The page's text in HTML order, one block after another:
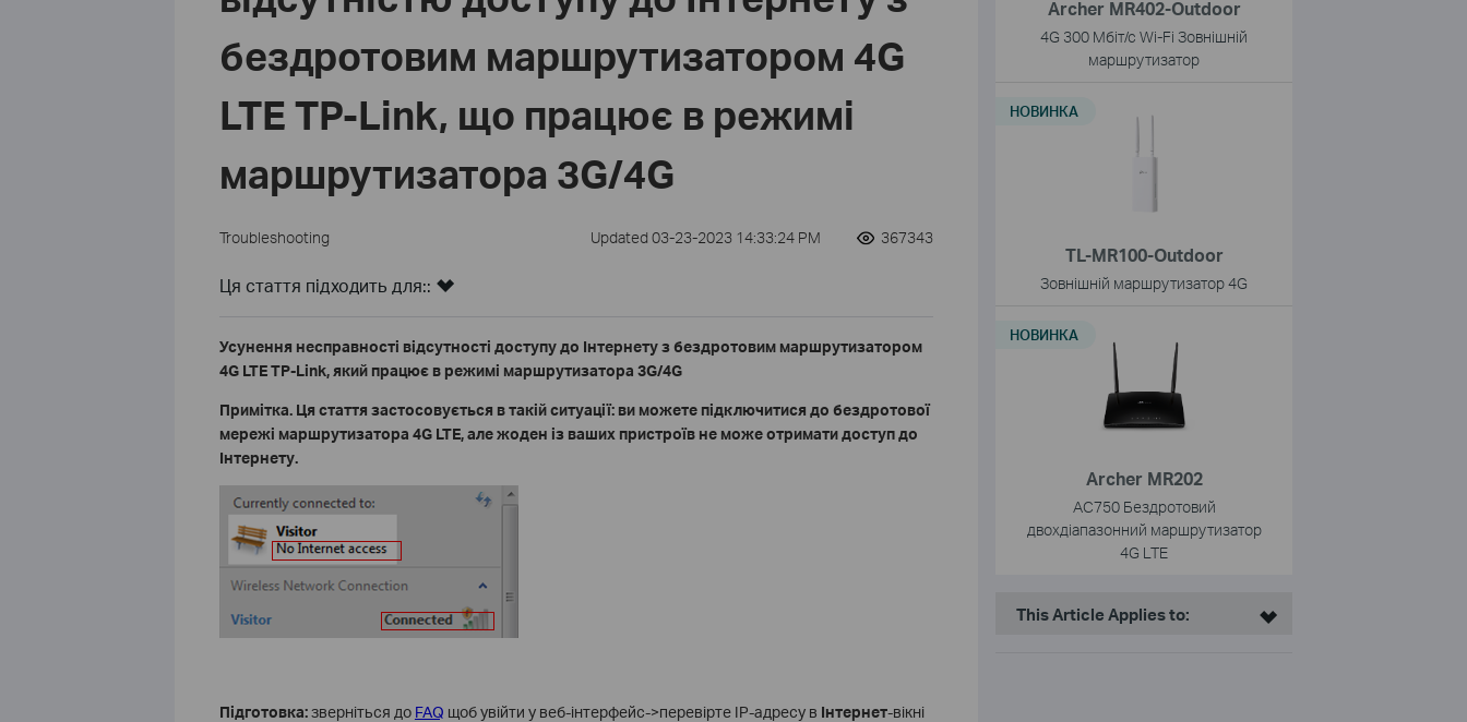
бездротовим маршрутизатором 4G
LTE TP-Link, що працює в режимі
маршрутизатора 3G/4G
Troubleshooting Updated 03-23-2023 14:33:24 PM 367343
Ця стаття підходить для::
Усунення несправності відсутності доступу до Інтернету з бездротовим маршрутизатором
4G LTE TP-Link, який працює в режимі маршрутизатора 3G/4G
Примітка. Ця стаття застосовується в такій ситуації: ви можете підключитися до бездротової
мережі маршрутизатора 4G LTE, але жоден із ваших пристроїв не може отримати доступ до
Інтернету.
Підготовка:зверніться до FAQ щоб увійти у веб-інтерфейс->перевірте IP-адресу в Інтернет-вікні
Archer MR402-Outdoor
4G 300 Мбіт/с Wi-Fi Зовнішній
маршрутизатор
TL-MR100-Outdoor
Зовнішній маршрутизатор 4G
НОВИНКА
Archer MR202
AC750 Бездротовий
двохдіапазонний маршрутизатор
4G LTE
НОВИНКА
This Article Applies to: